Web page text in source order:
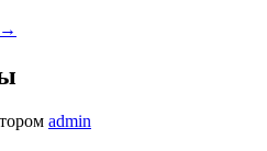
→
admin